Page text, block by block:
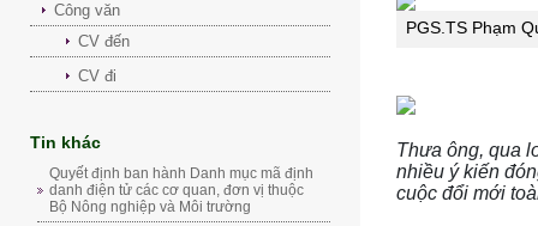
Công văn
CV đến
CV đi
Tin khác
Quyết định ban hành Danh mục mã định
danh điện tử các cơ quan, đơn vị thuộc
Bộ Nông nghiệp và Môi trường
PGS.TS Phạm
Thưa ông, qua
nhiều ý kiến
cuộc đổi mới